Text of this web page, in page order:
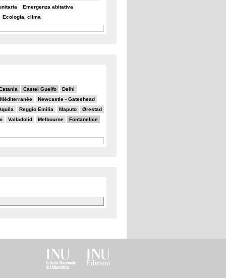
Emergenza abitativa
Ecologia, clima
Castel Guelfo Delhi
Newcastle - Gateshead
Reggio Emilia Maputo Ørestad
Valladolid Melbourne Fontanelice